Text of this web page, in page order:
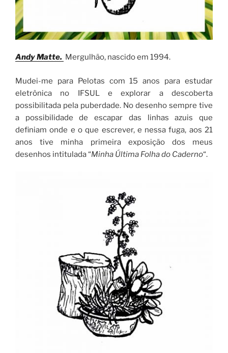
Andy Matte. Mergulhão, nascido em 1994.
Mudei-me para Pelotas com 15 anos para estudar
eletrônica no IFSUL e explorar a descoberta
possibilitada pela puberdade. No desenho sempre tive
a possibilidade de escapar das linhas azuis que
definiam onde e o que escrever, e nessa fuga, aos 21
anos tive minha primeira exposição dos meus
desenhos intitulada “Minha Última Folha do Caderno“.